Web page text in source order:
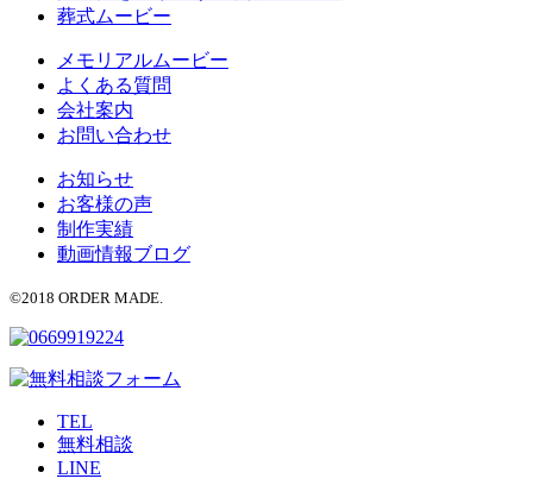
葬式ムービー
メモリアルムービー
よくある質問
会社案内
お問い合わせ
お知らせ
お客様の声
制作実績
動画情報ブログ
©2018 ORDER MADE.
TEL
無料相談
LINE